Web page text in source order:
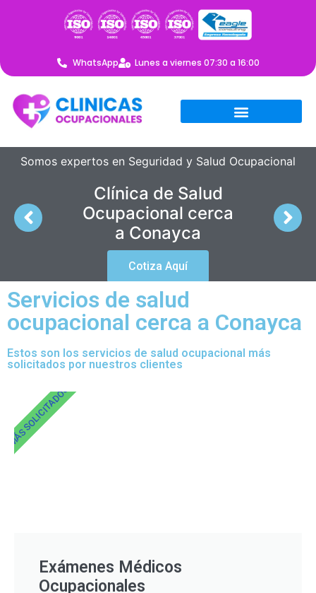
WhatsApp Lunes a viernes 07:30 a 16:00
Somos expertos en Seguridad y Salud Ocupacional
Clínica de Salud
Ocupacional cerca
a Conayca
Cotiza Aquí
Servicios de salud
ocupacional cerca a Conayca
Estos son los servicios de salud ocupacional más
solicitados por nuestros clientes
Exámenes Médicos
Ocupacionales
MÁS SOLICITADOS